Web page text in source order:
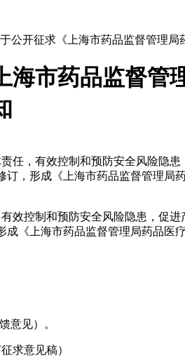
公开征求《上海市药品监督管理
市药品监督管
任，有效控制和预防安全风险隐
，形成《上海市药品监督管理
效控制和预防安全风险隐患，促
《上海市药品监督管理局药品
意见）。
求意见稿）